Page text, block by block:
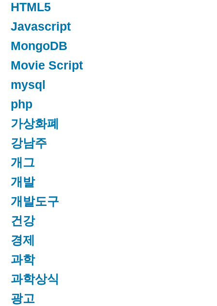
HTML5
Javascript
MongoDB
Movie Script
mysql
php
가상화폐
강남주
개그
개발
개발도구
건강
경제
과학
과학상식
광고